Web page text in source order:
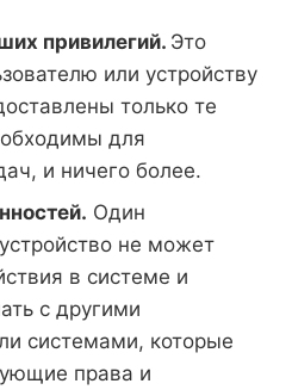
привилегий. Это
или устройству
только те
для
и ничего более.
Один
не может
в системе и
с другими
системами, которые
права и